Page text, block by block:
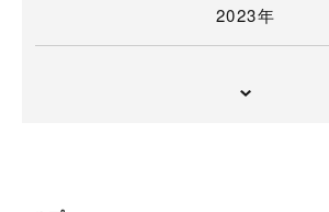
2023年